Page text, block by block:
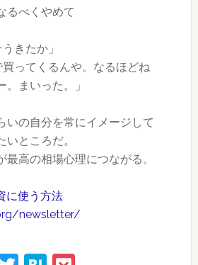
るべくやめて
きたか」
ってくるんや。なるほどね
。まいった。」
いの自分を常にイメージして
いところだ。
最高の相場心理につながる。
に使う方法
newsletter/